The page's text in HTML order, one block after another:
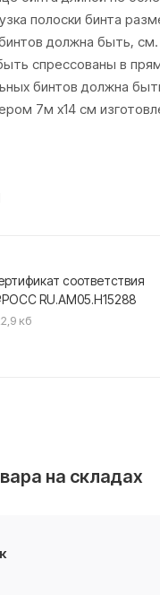
полоски бинта
должна быть,
спрессованы в
бинтов должна
7м х14 см
соответствия
RU.АМ05.Н15288
кб
на складах